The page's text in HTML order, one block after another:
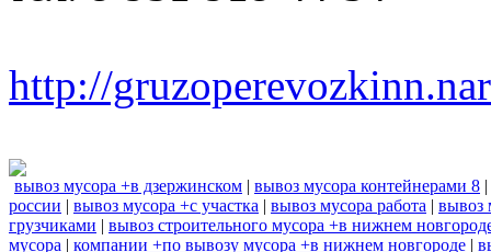
http://
вывоз мусора +в дзержинском | вывоз мусора контейнерами 8 |
россии | вывоз мусора +с участка | вывоз мусора работа | вывоз
грузчиками | вывоз строительного мусора +в нижнем
мусора | компании +по вывозу мусора +в нижнем новгороде |